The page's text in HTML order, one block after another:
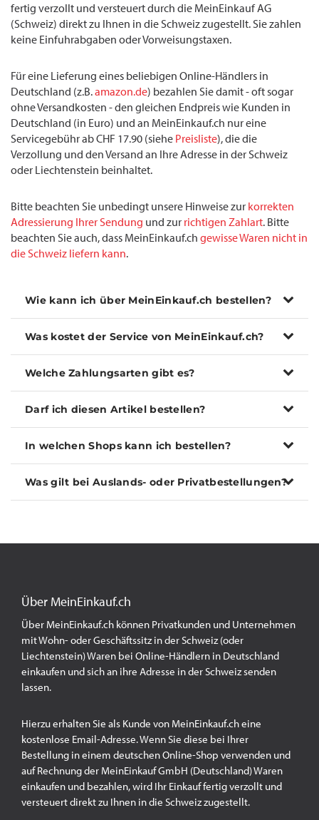
fertig verzollt und versteuert durch die MeinEinkauf AG
(Schweiz) direkt zu Ihnen in die Schweiz zugestellt. Sie zahlen
keine Einfuhrabgaben oder Vorweisungstaxen.
Für eine Lieferung eines beliebigen Online-Händlers in
Deutschland (z.B.amazon.de) bezahlen Sie damit - oft sogar
ohne Versandkosten - den gleichen Endpreis wie Kunden in
Deutschland (in Euro) und an MeinEinkauf.ch nur eine
Servicegebühr ab CHF 17.90 (siehe Preisliste), die die
Verzollung und den Versand an Ihre Adresse in der Schweiz
oder Liechtenstein beinhaltet.
Bitte beachten Sie unbedingt unsere Hinweise zur korrekten
Adressierung Ihrer Sendung und zur richtigen Zahlart. Bitte
beachten Sie auch, dass MeinEinkauf.ch gewisse Waren nicht in
die Schweiz liefern kann.
Wie kann ich über MeinEinkauf.ch bestellen?
Was kostet der Service von MeinEinkauf.ch?
Welche Zahlungsarten gibt es?
Darf ich diesen Artikel bestellen?
In welchen Shops kann ich bestellen?
Was gilt bei Auslands- oder Privatbestellungen?
Über MeinEinkauf.ch
Über MeinEinkauf.ch können Privatkunden und Unternehmen
mit Wohn- oder Geschäftssitz in der Schweiz (oder
Liechtenstein) Waren bei Online-Händlern in Deutschland
einkaufen und sich an ihre Adresse in der Schweiz senden
lassen.
Hierzu erhalten Sie als Kunde von MeinEinkauf.ch eine
kostenlose Email-Adresse. Wenn Sie diese bei Ihrer
Bestellung in einem deutschen Online-Shop verwenden und
auf Rechnung der MeinEinkauf GmbH (Deutschland) Waren
einkaufen und bezahlen, wird Ihr Einkauf fertig verzollt und
versteuert direkt zu Ihnen in die Schweiz zugestellt.